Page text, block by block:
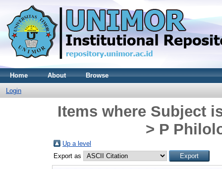
Home About Browse
Login
Items where Subject
> P
Up a level
Export as